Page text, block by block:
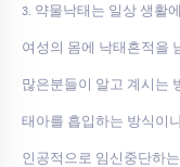
3. 약물낙태는 일상 생활
여성의 몸에 낙태흔적을
많은분들이 알고 계시는
태아를 흡입하는 방식이
인공적으로 임신중단하